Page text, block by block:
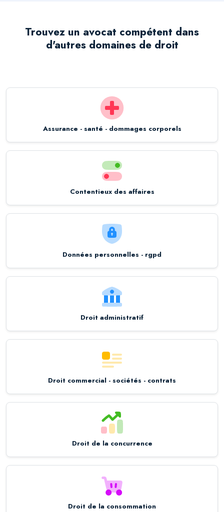
Trouvez un avocat compétent dans
d'autres domaines de droit
Assurance - santé - dommages corporels
Contentieux des affaires
Données personnelles - rgpd
Droit administratif
Droit commercial - sociétés - contrats
Droit de la concurrence
Droit de la consommation